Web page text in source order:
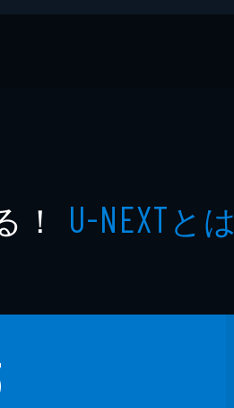
！ U-NEXTとは